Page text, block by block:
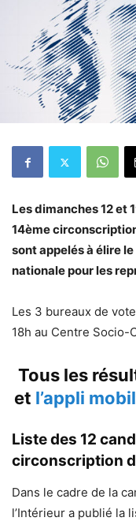
Les dimanches 12 et
14ème
sont appelés à élire
nationale pour les
Les 3 bureaux de
18h au Centre Socio-
Tous les
et l’appli
Liste des 12
circonscription
Dans le cadre de la
l’Intérieur a publié la